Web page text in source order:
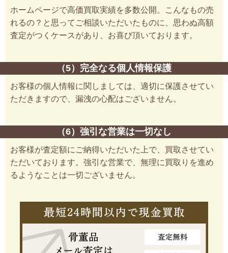
ホームページで高価買取実績を多数公開。こんなもの売
れるの？と思ってご相談いただいたものに、思わぬ高額
査定がつくケースがあり、お喜び頂いております。
（5）完全なる個人情報保護
お客様の個人情報に関しましては、適切に保護させてい
ただきますので、漏洩の心配はございません。
（6）強引な営業は一切なし
お客様が査定額にご納得いただいた上で、買取させてい
ただいております。強引な営業で、無理に買取りを進め
るようなことは一切ございません。